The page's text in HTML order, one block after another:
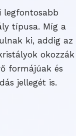
legfontosabb
típusa. Míg a
ki, addig az
okozzák
formájúak és
jellegét is.